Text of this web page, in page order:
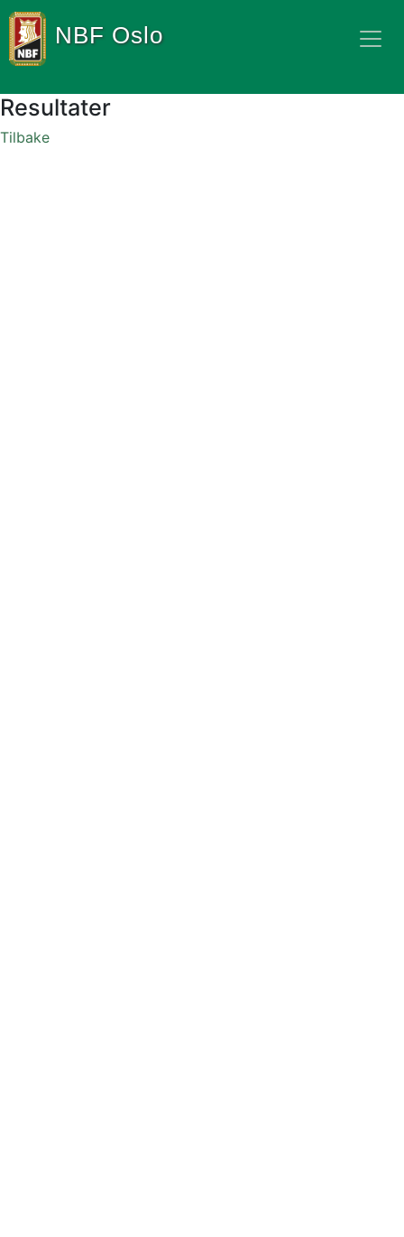
NBF Oslo
Resultater
Tilbake